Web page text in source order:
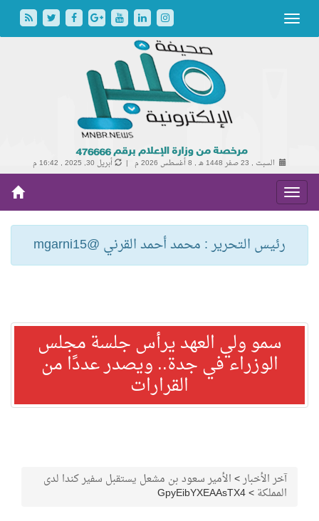
السبت , 23 صفر 1448 هـ , 8 أغسطس 2026 م | أبريل 30, 2025 , 16:42 م
رئيس التحرير : محمد أحمد القرني @mgarni15
سمو ولي العهد يرأس جلسة مجلس
الوزراء في جدة.. ويصدر عددًا من
القرارات
آخر الأخبار>الأمير سعود بن مشعل يستقبل سفير كندا لدى
المملكة>
GpyEibYXEAAsTX4